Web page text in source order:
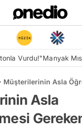
Vurdu!"Manyak
Müşterilerinin Asla
Asla